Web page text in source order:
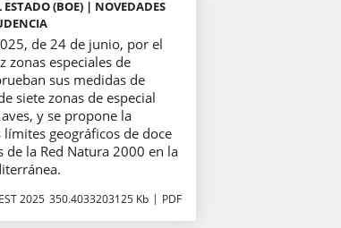
(BOE) | NOVEDADES
de 24 de junio, por el
zonas especiales de
sus medidas de
siete zonas de especial
y se propone la
geográficos de doce
de la Red Natura 2000 en la
2025 350.4033203125 Kb PDF